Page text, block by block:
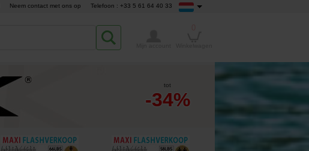
Neem contact met ons op Telefoon : +33 5 61 64 40 33
tot
-34%